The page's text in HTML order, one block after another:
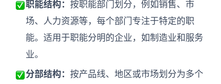
AI创作
创意与绘图
职能结构： 按职能部门划分，例如销售、市
场、人力资源等，每个部门专注于特定的职
能。适用于职能分明的企业，如制造业和服务
业。
分部结构： 按产品线、地区或市场划分为多个